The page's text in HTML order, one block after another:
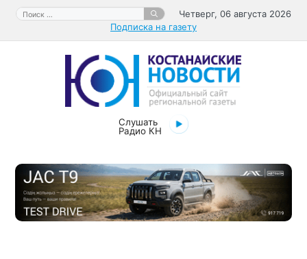
Перейти
содержимому
Поиск:
Четверг, 06 августа 2026
Подписка на газету
Слушать
Радио КН